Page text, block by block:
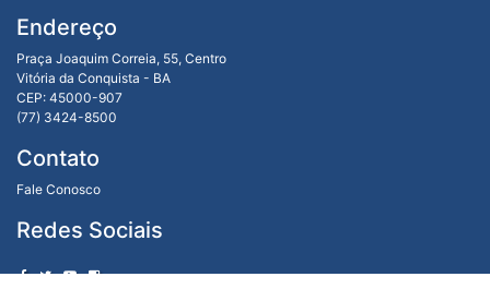
Endereço
Praça Joaquim Correia, 55, Centro
Vitória da Conquista - BA
CEP: 45000-907
(77) 3424-8500
Contato
Fale Conosco
Redes Sociais